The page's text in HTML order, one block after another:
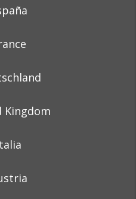
Kingdom